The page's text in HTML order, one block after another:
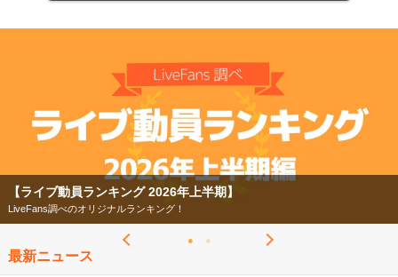
【ライブ動員ランキング 2026年上半期】
LiveFans調べのオリジナルランキング！
最新ニュース